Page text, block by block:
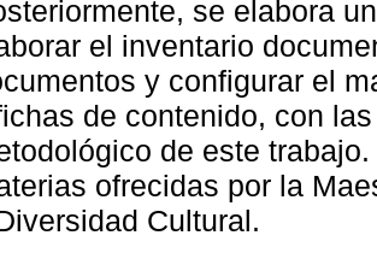
se elabora
el inventario
y configurar el
de contenido, con
de este
ofrecidas por la
Cultural.